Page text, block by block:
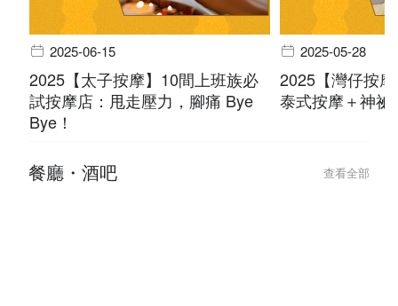
2025-06-15
2025【太子按摩】10間上班族必
試按摩店：甩走壓力，腳痛 Bye
Bye！
2025-05-28
2025【灣仔按
泰式按摩＋神
餐廳・酒吧 查看全部